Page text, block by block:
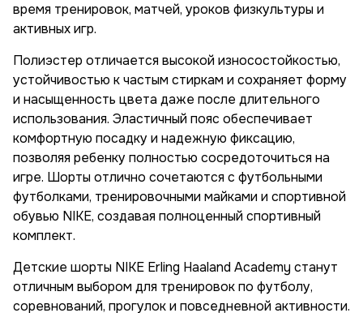
время тренировок, матчей, уроков физкультуры и
активных игр.
Полиэстер отличается высокой износостойкостью,
устойчивостью к частым стиркам и сохраняет форму
и насыщенность цвета даже после длительного
использования. Эластичный пояс обеспечивает
комфортную посадку и надежную фиксацию,
позволяя ребенку полностью сосредоточиться на
игре. Шорты отлично сочетаются с футбольными
футболками, тренировочными майками и спортивной
обувью NIKE, создавая полноценный спортивный
комплект.
Детские шорты NIKE Erling Haaland Academy станут
отличным выбором для тренировок по футболу,
соревнований, прогулок и повседневной активности.